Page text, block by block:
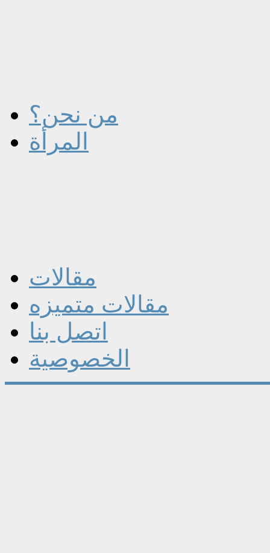
من نحن؟
المرأة
مقالات
مقالات متميزه
اتصل بنا
الخصوصية